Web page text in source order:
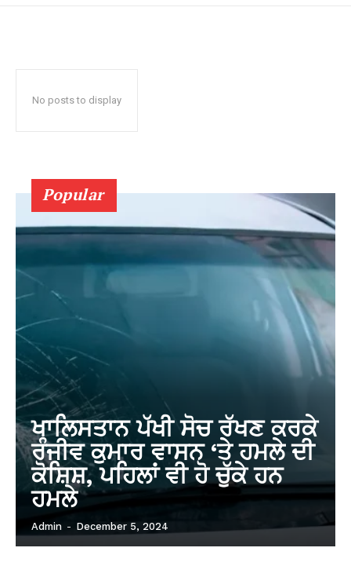
No posts to display
Popular
ਖਾਲਿਸਤਾਨ ਪੱਖੀ ਸੋਚ ਰੱਖਣ ਕਰਕੇ
ਰੰਜੀਵ ਕੁਮਾਰ ਵਾਸਨ ‘ਤੇ ਹਮਲੇ ਦੀ
ਕੋਸ਼ਿਸ਼, ਪਹਿਲਾਂ ਵੀ ਹੋ ਚੁੱਕੇ ਹਨ
ਹਮਲੇ
Admin - December 5, 2024